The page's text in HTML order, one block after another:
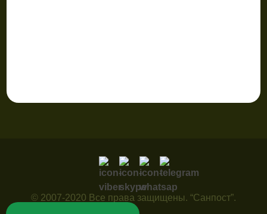
© 2007-2020 Все права защищены. “Санпост”.